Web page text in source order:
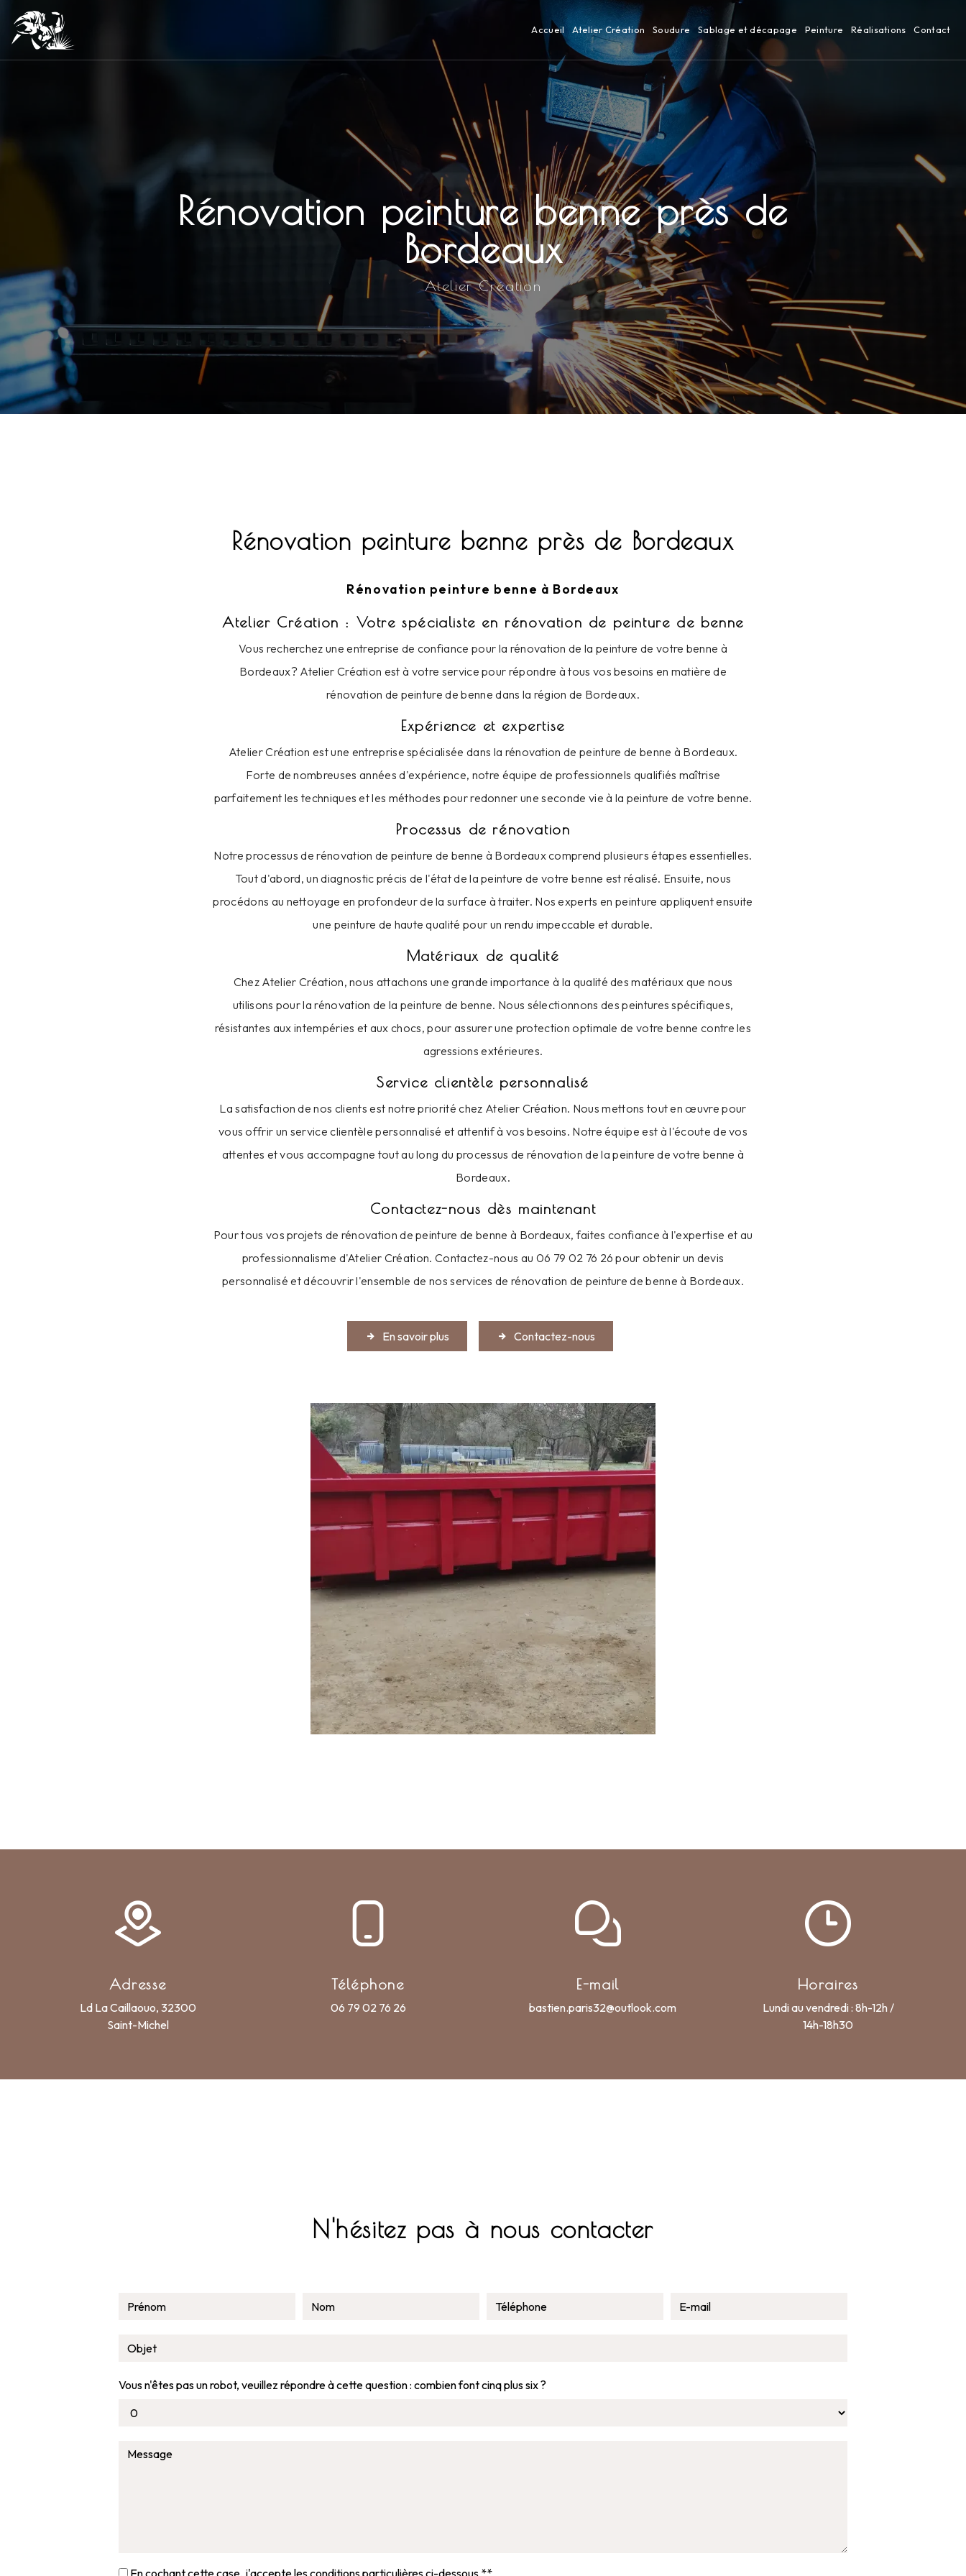
Accueil Atelier Création Soudure Sablage et décapage Peinture Réalisations Contact
Rénovation peinture benne près de
Bordeaux
Atelier Création
Rénovation peinture benne près de Bordeaux
Rénovation peinture benne à Bordeaux
Atelier Création : Votre spécialiste en rénovation de peinture de benne
Vous recherchez une entreprise de confiance pour la rénovation de la peinture de votre benne à
Bordeaux? Atelier Création est à votre service pour répondre à tous vos besoins en matière de
rénovation de peinture de benne dans la région de Bordeaux.
Expérience et expertise
Atelier Création est une entreprise spécialisée dans la rénovation de peinture de benne à Bordeaux.
Forte de nombreuses années d'expérience, notre équipe de professionnels qualifiés maîtrise
parfaitement les techniques et les méthodes pour redonner une seconde vie à la peinture de votre benne.
Processus de rénovation
Notre processus de rénovation de peinture de benne à Bordeaux comprend plusieurs étapes essentielles.
Tout d'abord, un diagnostic précis de l'état de la peinture de votre benne est réalisé. Ensuite, nous
procédons au nettoyage en profondeur de la surface à traiter. Nos experts en peinture appliquent ensuite
une peinture de haute qualité pour un rendu impeccable et durable.
Matériaux de qualité
Chez Atelier Création, nous attachons une grande importance à la qualité des matériaux que nous
utilisons pour la rénovation de la peinture de benne. Nous sélectionnons des peintures spécifiques,
résistantes aux intempéries et aux chocs, pour assurer une protection optimale de votre benne contre les
agressions extérieures.
Service clientèle personnalisé
La satisfaction de nos clients est notre priorité chez Atelier Création. Nous mettons tout en œuvre pour
vous offrir un service clientèle personnalisé et attentif à vos besoins. Notre équipe est à l'écoute de vos
attentes et vous accompagne tout au long du processus de rénovation de la peinture de votre benne à
Bordeaux.
Contactez-nous dès maintenant
Pour tous vos projets de rénovation de peinture de benne à Bordeaux, faites confiance à l'expertise et au
professionnalisme d'Atelier Création. Contactez-nous au 06 79 02 76 26 pour obtenir un devis
personnalisé et découvrir l'ensemble de nos services de rénovation de peinture de benne à Bordeaux.
En savoir plus Contactez-nous
Adresse
Ld La Caillaouo, 32300
Saint-Michel
Téléphone
06 79 02 76 26
E-mail
bastien.paris32@outlook.com
Horaires
Lundi au vendredi : 8h-12h /
14h-18h30
N'hésitez pas à nous contacter
Vous n'êtes pas un robot, veuillez répondre à cette question : combien font cinq plus six ?
Panneau de gestion des cookies